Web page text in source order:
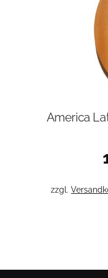
America
zzgl.